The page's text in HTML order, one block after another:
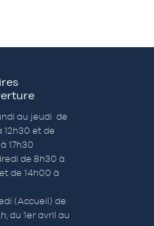
au jeudi de
12h30 et de
17h30
de 8h30 à
de 14h00 à
(Accueil) de
du 1er avril au